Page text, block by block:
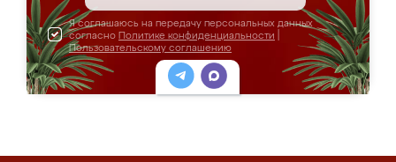
Я соглашаюсь на передачу персональных данных
согласно Политике конфиденциальности
Пользовательскому соглашению